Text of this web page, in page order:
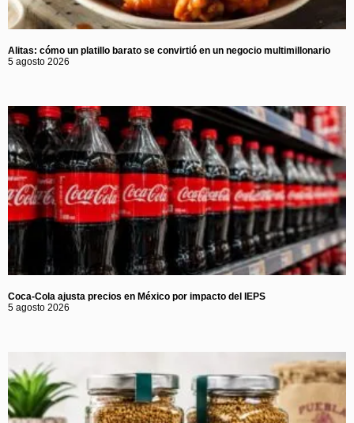
Alitas: cómo un platillo barato se convirtió en un negocio multimillonario
5 agosto 2026
Coca-Cola ajusta precios en México por impacto del IEPS
5 agosto 2026